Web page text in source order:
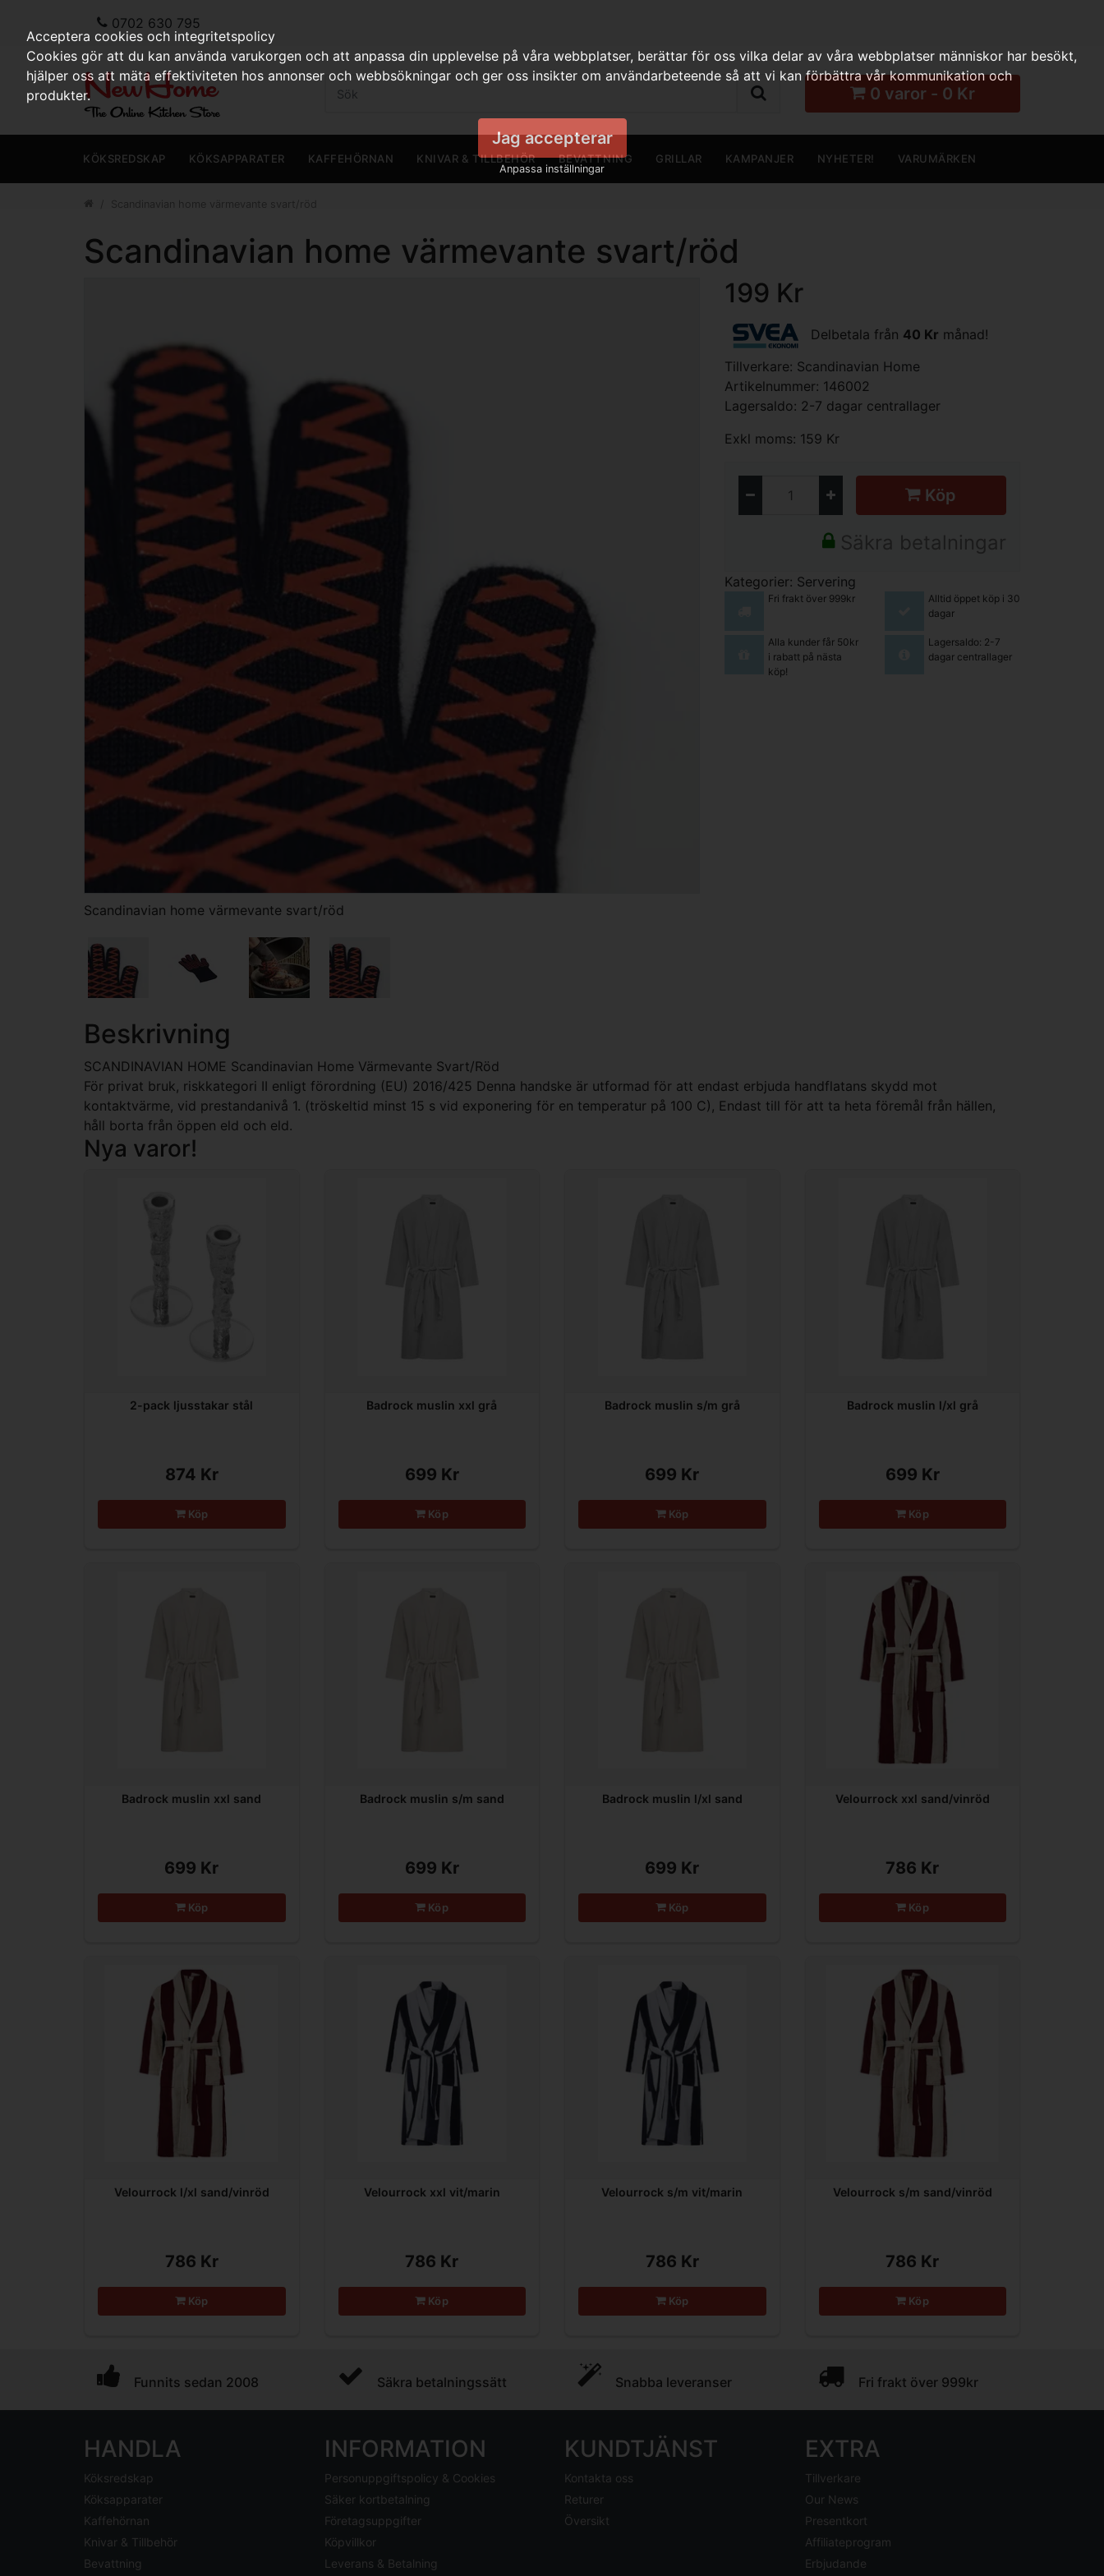
0702 630 795
0 varor - 0 Kr
KÖKSREDSKAP KÖKSAPPARATER KAFFEHÖRNAN KNIVAR & TILLBEHÖR BEVATTNING GRILLAR KAMPANJER NYHETER! VARUMÄRKEN
Scandinavian home värmevante svart/röd
Scandinavian home värmevante svart/röd
199 Kr
Delbetala från 40 Kr månad!
Tillverkare: Scandinavian Home
Artikelnummer: 146002
Lagersaldo: 2-7 dagar centrallager
Exkl moms: 159 Kr
Köp
Säkra betalningar
Kategorier: Servering
Fri frakt över 999kr
Alltid öppet köp i 30
dagar
Alla kunder får 50kr
i rabatt på nästa
köp!
Lagersaldo: 2-7
dagar centrallager
Beskrivning
SCANDINAVIAN HOME Scandinavian Home Värmevante Svart/Röd
För privat bruk, riskkategori II enligt förordning (EU) 2016/425 Denna handske är utformad för att endast erbjuda handflatans skydd mot
kontaktvärme, vid prestandanivå 1. (tröskeltid minst 15 s vid exponering för en temperatur på 100 C), Endast till för att ta heta föremål från hällen,
håll borta från öppen eld och eld.
Nya varor!
2-pack ljusstakar stål
874 Kr
Köp
Badrock muslin xxl grå
699 Kr
Köp
Badrock muslin s/m grå
699 Kr
Köp
Badrock muslin l/xl grå
699 Kr
Köp
Badrock muslin xxl sand
699 Kr
Köp
Badrock muslin s/m sand
699 Kr
Köp
Badrock muslin l/xl sand
699 Kr
Köp
Velourrock xxl sand/vinröd
786 Kr
Köp
Velourrock l/xl sand/vinröd
786 Kr
Köp
Velourrock xxl vit/marin
786 Kr
Köp
Velourrock s/m vit/marin
786 Kr
Köp
Velourrock s/m sand/vinröd
786 Kr
Köp
Funnits sedan 2008 Säkra betalningssätt Snabba leveranser Fri frakt över 999kr
HANDLA
Köksredskap
Köksapparater
Kaffehörnan
Knivar & Tillbehör
Bevattning
INFORMATION
Personuppgiftspolicy & Cookies
Säker kortbetalning
Företagsuppgifter
Köpvillkor
Leverans & Betalning
KUNDTJÄNST
Kontakta oss
Returer
Översikt
EXTRA
Tillverkare
Our News
Presentkort
Affiliateprogram
Erbjudande
Acceptera cookies och integritetspolicy
Cookies gör att du kan använda varukorgen och att anpassa din upplevelse på våra webbplatser, berättar för oss vilka delar av våra webbplatser människor har besökt,
hjälper oss att mäta effektiviteten hos annonser och webbsökningar och ger oss insikter om användarbeteende så att vi kan förbättra vår kommunikation och
produkter.
Jag accepterar
Anpassa inställningar